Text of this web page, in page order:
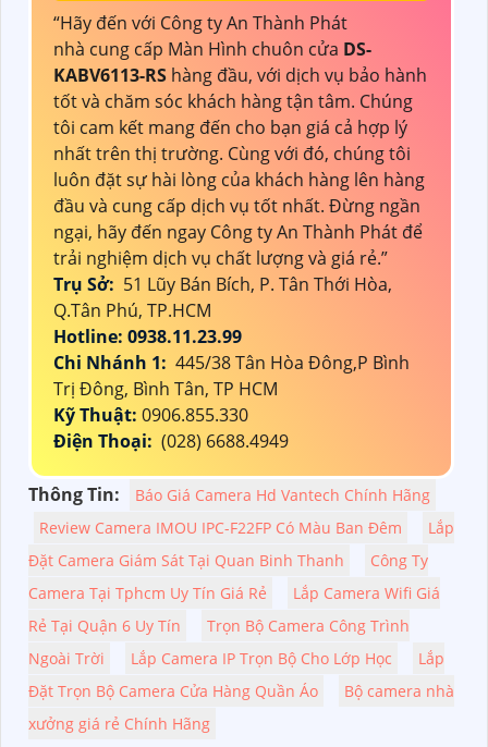
“Hãy đến với Công ty An Thành Phát
nhà cung cấp Màn Hình chuôn cửa DS-
KABV6113-RS hàng đầu, với dịch vụ bảo hành
tốt và chăm sóc khách hàng tận tâm. Chúng
tôi cam kết mang đến cho bạn giá cả hợp lý
nhất trên thị trường. Cùng với đó, chúng tôi
luôn đặt sự hài lòng của khách hàng lên hàng
đầu và cung cấp dịch vụ tốt nhất. Đừng ngần
ngại, hãy đến ngay Công ty An Thành Phát để
trải nghiệm dịch vụ chất lượng và giá rẻ.”
Trụ Sở: 51 Lũy Bán Bích, P. Tân Thới Hòa,
Q.Tân Phú, TP.HCM
Hotline: 0938.11.23.99
Chi Nhánh 1: 445/38 Tân Hòa Đông,P Bình
Trị Đông, Bình Tân, TP HCM
Kỹ Thuật: 0906.855.330
Điện Thoại: (028) 6688.4949
Thông Tin:
Báo Giá Camera Hd Vantech Chính Hãng
Review Camera IMOU IPC-F22FP Có Màu Ban Đêm
Lắp
Đặt Camera Giám Sát Tại Quan Binh Thanh
Công Ty
Camera Tại Tphcm Uy Tín Giá Rẻ
Lắp Camera Wifi Giá
Rẻ Tại Quận 6 Uy Tín
Trọn Bộ Camera Công Trình
Ngoài Trời
Lắp Camera IP Trọn Bộ Cho Lớp Học
Lắp
Đặt Trọn Bộ Camera Cửa Hàng Quần Áo
Bộ camera nhà
xưởng giá rẻ Chính Hãng